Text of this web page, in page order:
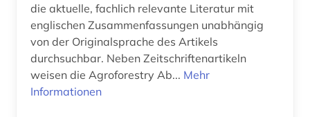
charles (1)
charles (1809-1882) (1)
chemical apparatus (1)
die aktuelle, fachlich relevante Literatur mit
englischen Zusammenfassungen unabhängig
von der Originalsprache des Artikels
durchsuchbar. Neben Zeitschriftenartikeln
weisen die Agroforestry Ab... Mehr
Informationen